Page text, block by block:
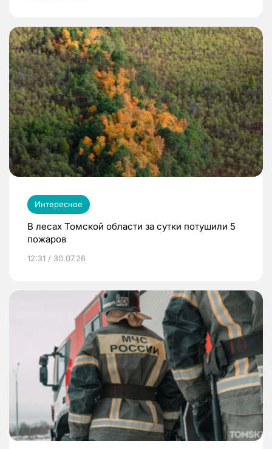
Интересное
В лесах Томской области за сутки потушили 5
пожаров
12:31 / 30.07.26